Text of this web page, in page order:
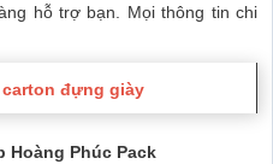
hỗ trợ bạn. Mọi thông tin chi
đựng giày
Hoàng Phúc Pack